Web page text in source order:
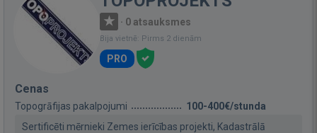
· 0 atsauksmes
Bija vietnē: Pirms 2 dienām
PRO
Cenas
Topogrāfijas pakalpojumi
100-400€/stunda
Sertificēti mērnieki Zemes ierīcības projekti, Kadastrālā